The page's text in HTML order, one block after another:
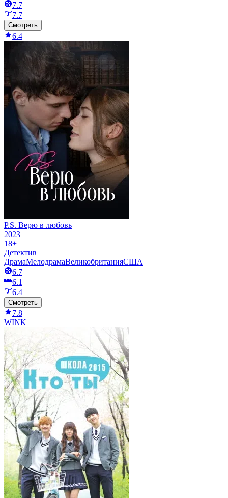
7.7
7.7
Смотреть
6.4
P.S. Верю в любовь
2023
18+
Детектив
ДрамаМелодрамаВеликобританияСША
6.7
6.1
6.4
Смотреть
7.8
WINK